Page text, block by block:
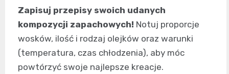
Zapisuj przepisy swoich udanych
kompozycji zapachowych! Notuj proporcje
wosków, ilość i rodzaj olejków oraz warunki
(temperatura, czas chłodzenia), aby móc
powtórzyć swoje najlepsze kreacje.